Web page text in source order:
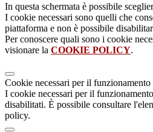
In questa schermata è possibile
I cookie necessari sono quelli che
piattaforma e non è possibile
Per conoscere quali sono i cookie
visionare la COOKIE POLICY.
Cookie necessari per il funzionamento
I cookie necessari per il
disabilitati. È possibile consultare
policy.